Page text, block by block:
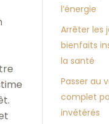
l’énergie
Arrêter les
bienfaits
la santé
Passer au
complet
invétérés